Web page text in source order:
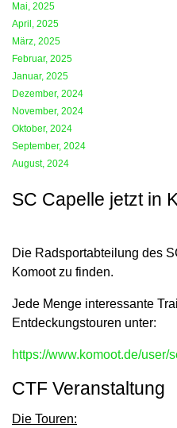
Mai, 2025
April, 2025
März, 2025
Februar, 2025
Januar, 2025
Dezember, 2024
November, 2024
Oktober, 2024
September, 2024
August, 2024
SC Capelle jetzt in
Die Radsportabteilung des
Komoot zu finden.
Jede Menge interessante
Entdeckungstouren unter:
https://www.komoot.de/user/
CTF Veranstaltung
Die Touren: